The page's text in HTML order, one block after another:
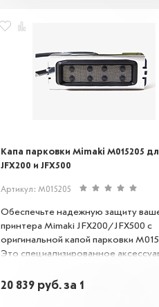
Капа парковки Mimaki M015205
JFX200 и JFX500
Артикул: M015205
Обеспечьте надежную защиту
принтера Mimaki JFX200/JFX500 с
оригинальной капой парковки
Это специализированное
печатающих головок во время
20 839 руб.за 1